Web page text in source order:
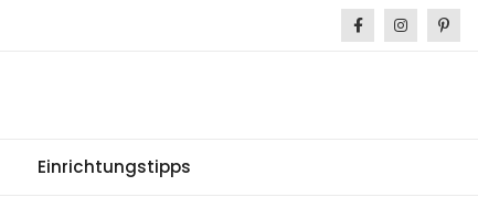
Einrichtungstipps